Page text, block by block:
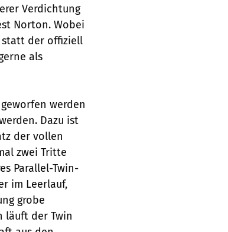
Verdichtung
Norton. Wobei
statt der offiziell
als
werden
Dazu ist
der vollen
zwei Tritte
Parallel-Twin-
im Leerlauf,
grobe
läuft der Twin